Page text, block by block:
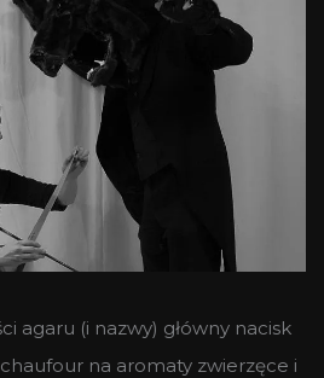
agaru (i nazwy) główny nacisk
na aromaty zwierzęce i